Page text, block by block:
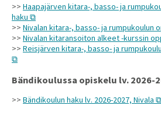
>> Haapajärven kitara-, basso- ja
haku
>> Nivalan kitara-, basso- ja rumpukoulun
>> Nivalan kitaransoiton alkeet -kurssin
>> Reisjärven kitara-, basso- ja
Bändikoulussa opiskelu lv. 2026-
>> Bändikoulun haku lv. 2026-2027, Nivala